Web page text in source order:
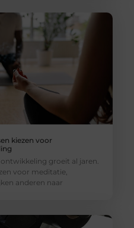
kiezen voor
groeit al jaren.
voor meditatie,
anderen naar